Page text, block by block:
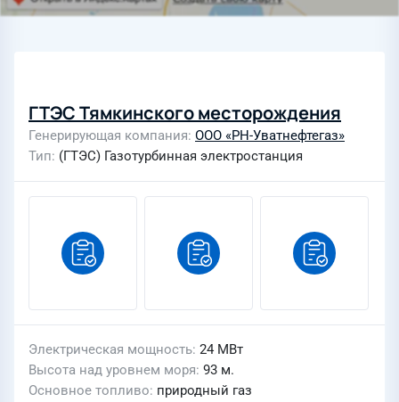
ГТЭС Тямкинского месторождения
Генерирующая компания ООО «РН-Уватнефтегаз»
Тип (ГТЭС) Газотурбинная электростанция
Электрическая мощность 24 МВт
Высота над уровнем моря 93 м.
Основное топливо природный газ